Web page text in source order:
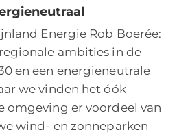
Energie Rob Boerée:
ambities in de
en een energieneutrale
we vinden het óók
omgeving er voordeel van
wind- en zonneparken